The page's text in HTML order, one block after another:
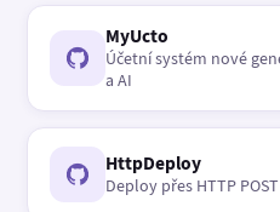
MyUcto
Účetní systém nové
a AI
HttpDeploy
Deploy přes HTTP